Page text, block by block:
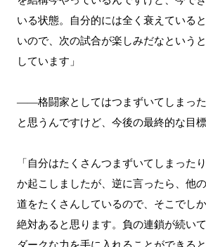
いる状態。自分的には全く衰えている
いので、次の試合が楽しみだなという
しています」
――格闘家としてはつまずいてしまっ
と思うんですけど、今後の最終的な目
「自分はたくさんつまずいてしまった
か起こしましたが、逆に言ったら、他
道をたくさんしているので、そこでし
絶対あると思ります。負の連鎖が続い